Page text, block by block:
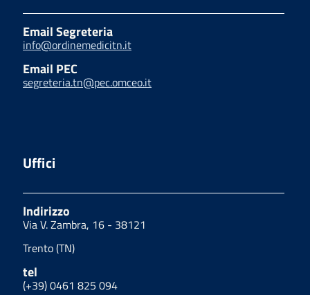
Email Segreteria
info@ordinemedicitn.it
Email PEC
segreteria.tn@pec.omceo.it
Uffici
Indirizzo
Via V. Zambra, 16 - 38121
Trento (TN)
tel
(+39) 0461 825 094